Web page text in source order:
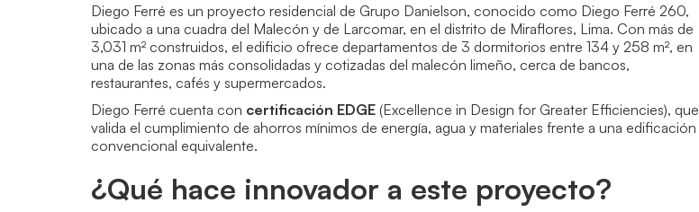
Diego Ferré es un proyecto residencial de Grupo Danielson, conocido como Diego Ferré 260,
ubicado a una cuadra del Malecón y de Larcomar, en el distrito de Miraflores, Lima. Con más de
3,031 m² construidos, el edificio ofrece departamentos de 3 dormitorios entre 134 y 258 m², en
una de las zonas más consolidadas y cotizadas del malecón limeño, cerca de bancos,
restaurantes, cafés y supermercados.
Diego Ferré cuenta con certificación EDGE(Excellence in Design for Greater Efficiencies), que
valida el cumplimiento de ahorros mínimos de energía, agua y materiales frente a una edificación
convencional equivalente.
¿Qué hace innovador a este proyecto?